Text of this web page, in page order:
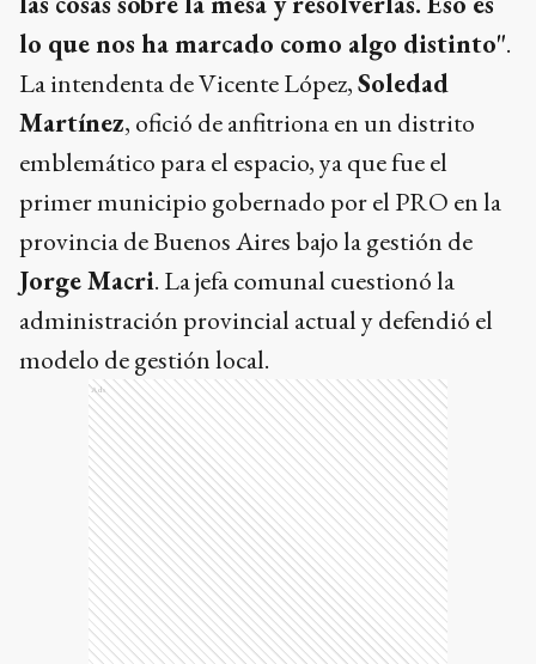
lo que nos ha marcado como algo distinto".
La intendenta de Vicente López,Soledad
Martínez, ofició de anfitriona en un distrito
emblemático para el espacio, ya que fue el
primer municipio gobernado por el PRO en la
provincia de Buenos Aires bajo la gestión de
Jorge Macri. La jefa comunal cuestionó la
administración provincial actual y defendió el
modelo de gestión local.
Ads